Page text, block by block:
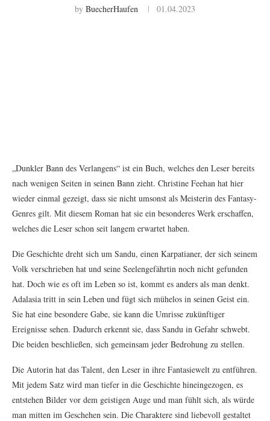
by BuecherHaufen 01.04.2023
„Dunkler Bann des Verlangens“ ist ein Buch, welches den Leser bereits
nach wenigen Seiten in seinen Bann zieht. Christine Feehan hat hier
wieder einmal gezeigt, dass sie nicht umsonst als Meisterin des Fantasy-
Genres gilt. Mit diesem Roman hat sie ein besonderes Werk erschaffen,
welches die Leser schon seit langem erwartet haben.
Die Geschichte dreht sich um Sandu, einen Karpatianer, der sich seinem
Volk verschrieben hat und seine Seelengefährtin noch nicht gefunden
hat. Doch wie es oft im Leben so ist, kommt es anders als man denkt.
Adalasia tritt in sein Leben und fügt sich mühelos in seinen Geist ein.
Sie hat eine besondere Gabe, sie kann die Umrisse zukünftiger
Ereignisse sehen. Dadurch erkennt sie, dass Sandu in Gefahr schwebt.
Die beiden beschließen, sich gemeinsam jeder Bedrohung zu stellen.
Die Autorin hat das Talent, den Leser in ihre Fantasiewelt zu entführen.
Mit jedem Satz wird man tiefer in die Geschichte hineingezogen, es
entstehen Bilder vor dem geistigen Auge und man fühlt sich, als würde
man mitten im Geschehen sein. Die Charaktere sind liebevoll gestaltet